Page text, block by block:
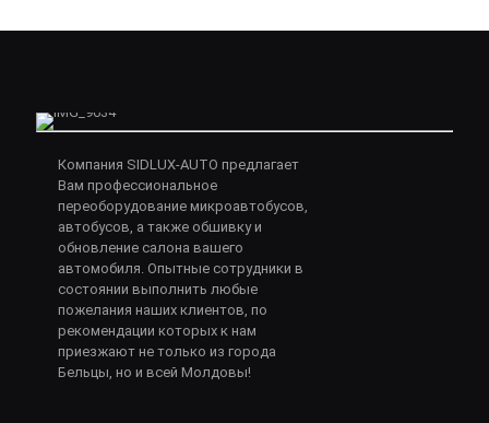
Компания SIDLUX-AUTO предлагает
Вам профессиональное
переоборудование микроавтобусов,
автобусов, а также обшивку и
обновление салона вашего
автомобиля. Опытные сотрудники в
состоянии выполнить любые
пожелания наших клиентов, по
рекомендации которых к нам
приезжают не только из города
Бельцы, но и всей Молдовы!